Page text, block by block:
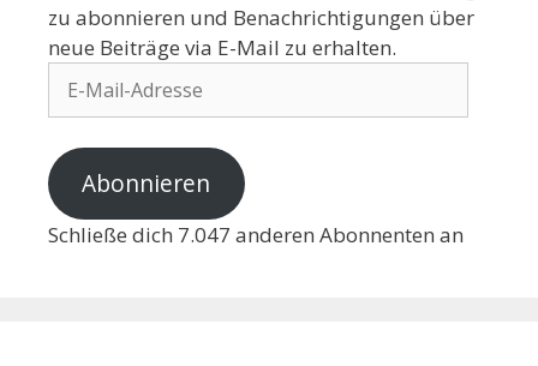
zu abonnieren und Benachrichtigungen über
neue Beiträge via E-Mail zu erhalten.
Abonnieren
Schließe dich 7.047 anderen Abonnenten an